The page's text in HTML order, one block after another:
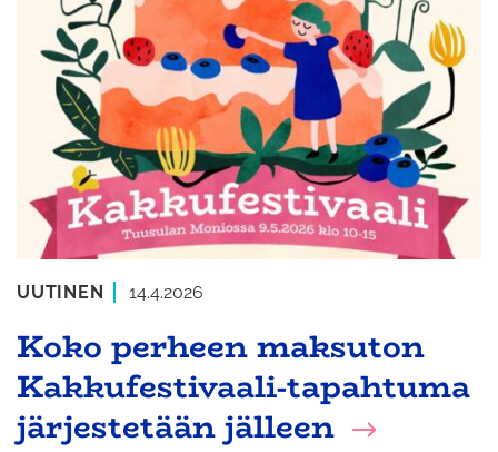
Koko perheen maksuton
Kakkufestivaali-tapahtuma
järjestetään jälleen
UUTINEN 14.4.2026